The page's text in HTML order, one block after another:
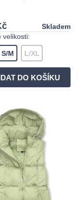
Skladem
velikosti:
S/M L/XL